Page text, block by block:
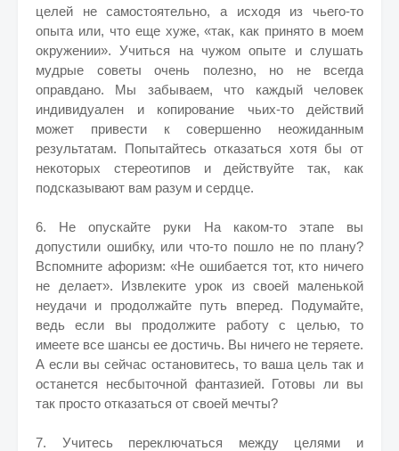
целей не самостоятельно, а исходя из чьего-то
опыта или, что еще хуже, «так, как принято в моем
окружении». Учиться на чужом опыте и слушать
мудрые советы очень полезно, но не всегда
оправдано. Мы забываем, что каждый человек
индивидуален и копирование чьих-то действий
может привести к совершенно неожиданным
результатам. Попытайтесь отказаться хотя бы от
некоторых стереотипов и действуйте так, как
подсказывают вам разум и сердце.
6. Не опускайте руки На каком-то этапе вы
допустили ошибку, или что-то пошло не по плану?
Вспомните афоризм: «Не ошибается тот, кто ничего
не делает». Извлеките урок из своей маленькой
неудачи и продолжайте путь вперед. Подумайте,
ведь если вы продолжите работу с целью, то
имеете все шансы ее достичь. Вы ничего не теряете.
А если вы сейчас остановитесь, то ваша цель так и
останется несбыточной фантазией. Готовы ли вы
так просто отказаться от своей мечты?
7. Учитесь переключаться между целями и